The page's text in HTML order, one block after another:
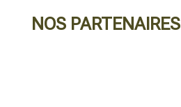
NOS PARTENAIRES